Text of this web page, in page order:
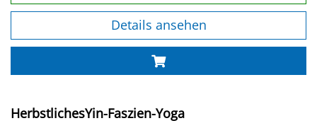
Details ansehen
HerbstlichesYin-Faszien-Yoga